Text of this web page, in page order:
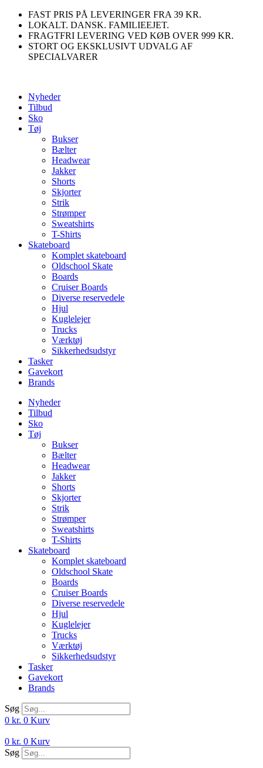
Videre
indhold
FAST PRIS PÅ LEVERINGER FRA 39 KR.
LOKALT. DANSK. FAMILIEEJET.
FRAGTFRI LEVERING VED KØB OVER 999 KR.
STORT OG EKSKLUSIVT UDVALG AF
SPECIALVARER
Nyheder
Tilbud
Sko
Tøj
Bukser
Bælter
Headwear
Jakker
Shorts
Skjorter
Strik
Strømper
Sweatshirts
T-Shirts
Skateboard
Komplet skateboard
Oldschool Skate
Boards
Cruiser Boards
Diverse reservedele
Hjul
Kuglelejer
Trucks
Værktøj
Sikkerhedsudstyr
Tasker
Gavekort
Brands
Nyheder
Tilbud
Sko
Tøj
Bukser
Bælter
Headwear
Jakker
Shorts
Skjorter
Strik
Strømper
Sweatshirts
T-Shirts
Skateboard
Komplet skateboard
Oldschool Skate
Boards
Cruiser Boards
Diverse reservedele
Hjul
Kuglelejer
Trucks
Værktøj
Sikkerhedsudstyr
Tasker
Gavekort
Brands
Søg
0 kr. 0 Kurv
0 kr. 0 Kurv
Søg